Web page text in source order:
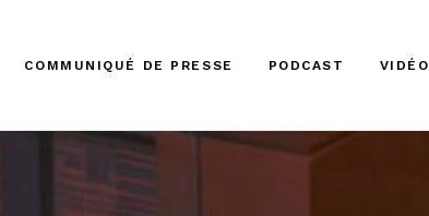
COMMUNIQUÉ DE PRESSE PODCAST VIDÉO